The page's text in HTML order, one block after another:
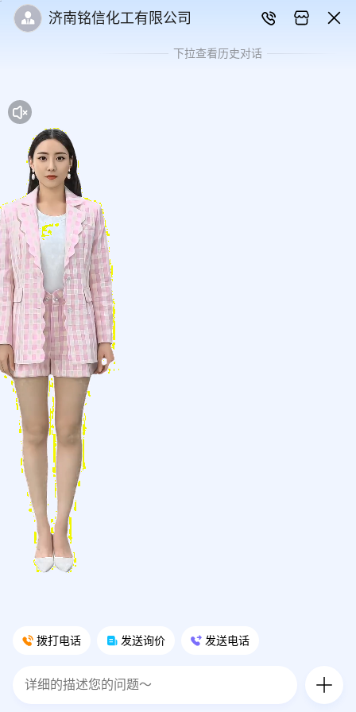
济南铭信化工有限公司
下拉查看历史对话
拨打电话 发送询价 发送电话